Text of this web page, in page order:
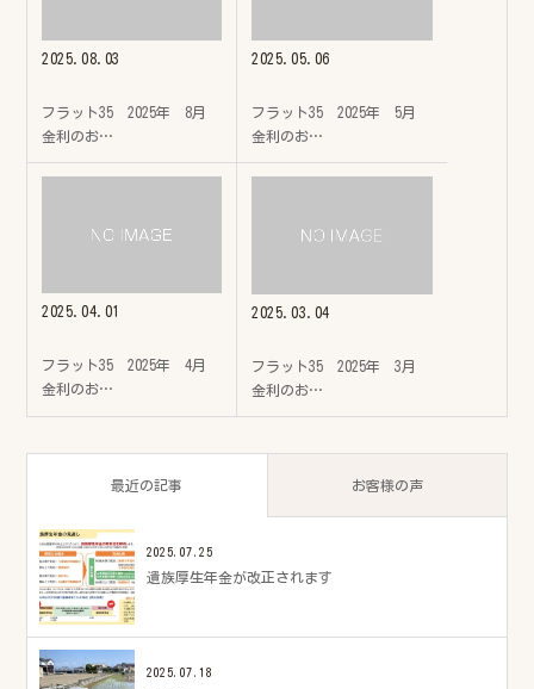
2025.08.03
フラット35 2025年 8月
金利のお…
2025.05.06
フラット35 2025年 5月
金利のお…
2025.04.01
フラット35 2025年 4月
金利のお…
2025.03.04
フラット35 2025年 3月
金利のお…
最近の記事 お客様の声
2025.07.25
遺族厚生年金が改正されます
2025.07.18